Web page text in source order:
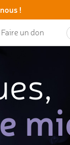
!
Faire un don